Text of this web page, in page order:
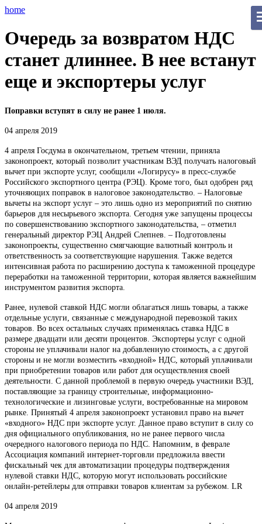
home
Очередь за возвратом НДС
станет длиннее. В нее встанут
еще и экспортеры услуг
Поправки вступят в силу не ранее 1 июля.
04 апреля 2019
4 апреля Госдума в окончательном, третьем чтении, приняла
законопроект, который позволит участникам ВЭД получать налоговый
вычет при экспорте услуг, сообщили «Логирусу» в пресс-службе
Российского экспортного центра (РЭЦ). Кроме того, был одобрен ряд
уточняющих поправок в налоговое законодательство. – Налоговые
вычеты на экспорт услуг – это лишь одно из мероприятий по снятию
барьеров для несырьевого экспорта. Сегодня уже запущены процессы
по совершенствованию экспортного законодательства, – отметил
генеральный директор РЭЦ Андрей Слепнев. – Подготовлены
законопроекты, существенно смягчающие валютный контроль и
ответственность за соответствующие нарушения. Также ведется
интенсивная работа по расширению доступа к таможенной процедуре
переработки на таможенной территории, которая является важнейшим
инструментом развития экспорта.
Ранее, нулевой ставкой НДС могли облагаться лишь товары, а также
отдельные услуги, связанные с международной перевозкой таких
товаров. Во всех остальных случаях применялась ставка НДС в
размере двадцати или десяти процентов. Экспортеры услуг с одной
стороны не уплачивали налог на добавленную стоимость, а с другой
стороны и не могли возместить «входной» НДС, который уплачивали
при приобретении товаров или работ для осуществления своей
деятельности. С данной проблемой в первую очередь участники ВЭД,
поставляющие за границу строительные, информационно-
технологические и лизинговые услуги, востребованные на мировом
рынке. Принятый 4 апреля законопроект установил право на вычет
«входного» НДС при экспорте услуг. Данное право вступит в силу со
дня официального опубликования, но не ранее первого числа
очередного налогового периода по НДС. Напомним, в феврале
Ассоциация компаний интернет-торговли предложила ввести
фискальный чек для автоматизации процедуры подтверждения
нулевой ставки НДС, которую могут использовать российские
онлайн-ретейлеры для отправки товаров клиентам за рубежом. LR
04 апреля 2019